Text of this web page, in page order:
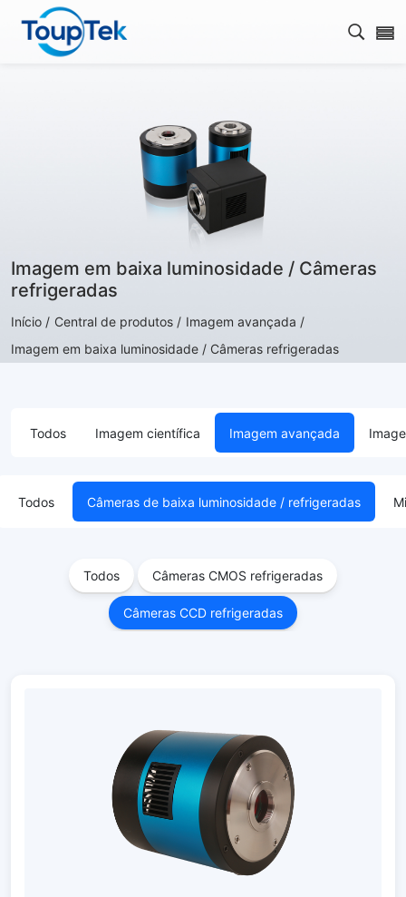
Abrir
Imagem em baixa luminosidade / Câmeras
refrigeradas
Início / Central de produtos / Imagem avançada /
Imagem em baixa luminosidade / Câmeras refrigeradas
Todos Imagem científica Imagem avançada
Todos Câmeras de baixa luminosidade / refrigeradas
Todos Câmeras CMOS refrigeradas
Câmeras CCD refrigeradas